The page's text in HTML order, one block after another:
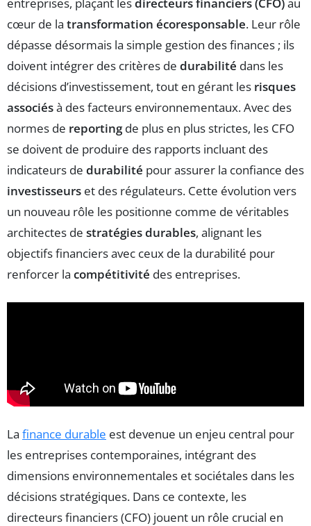
cœur de la transformation écoresponsable. Leur rôle
dépasse désormais la simple gestion des finances ; ils
doivent intégrer des critères de durabilité dans les
décisions d’investissement, tout en gérant les risques
associésà des facteurs environnementaux. Avec des
normes de reportingde plus en plus strictes, les CFO
se doivent de produire des rapports incluant des
indicateurs de durabilité pour assurer la confiance des
investisseurs et des régulateurs. Cette évolution vers
un nouveau rôle les positionne comme de véritables
architectes de stratégies durables, alignant les
objectifs financiers avec ceux de la durabilité pour
renforcer la compétitivité des entreprises.
La finance durable est devenue un enjeu central pour
les entreprises contemporaines, intégrant des
dimensions environnementales et sociétales dans les
décisions stratégiques. Dans ce contexte, les
directeurs financiers (CFO) jouent un rôle crucial en